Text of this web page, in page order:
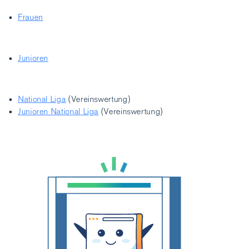
Frauen
Junioren
National Liga (Vereinswertung)
Junioren National Liga (Vereinswertung)